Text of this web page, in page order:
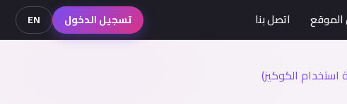
الكوكيز)
اتصل بنا تسجيل الدخول EN